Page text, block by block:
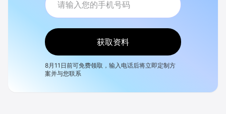
获取资料
8月11日前可免费领取，输入电话后将立即定制方
案并与您联系